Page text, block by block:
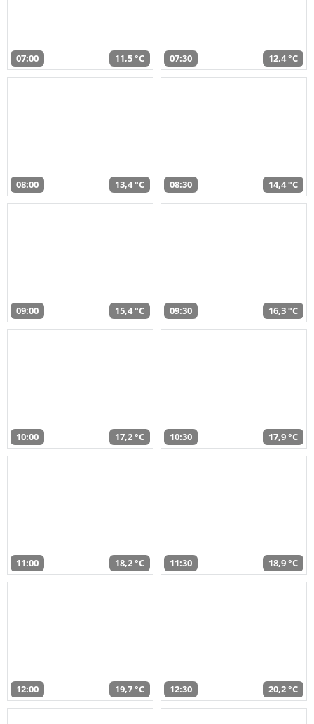
07:00 11,5 °C 07:30 12,4 °C
08:00 13,4 °C 08:30 14,4 °C
09:00 15,4 °C 09:30 16,3 °C
10:00 17,2 °C 10:30 17,9 °C
11:00 18,2 °C 11:30 18,9 °C
12:00 19,7 °C 12:30 20,2 °C